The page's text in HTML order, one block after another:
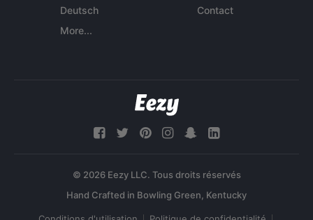
Deutsch
More...
Contact
© 2026 Eezy LLC. Tous droits réservés